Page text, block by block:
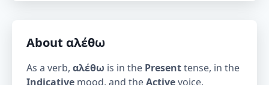
About αλέθω
As a verb, αλέθω is in the Presenttense, in the
Indicative mood, and theActivevoice.